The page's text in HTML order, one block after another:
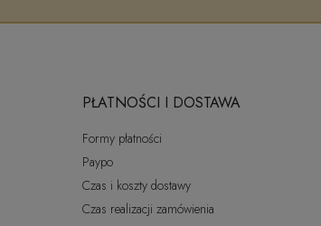
PŁATNOŚCI I DOSTAWA
Formy płatności
Paypo
Czas i koszty dostawy
Czas realizacji zamówienia